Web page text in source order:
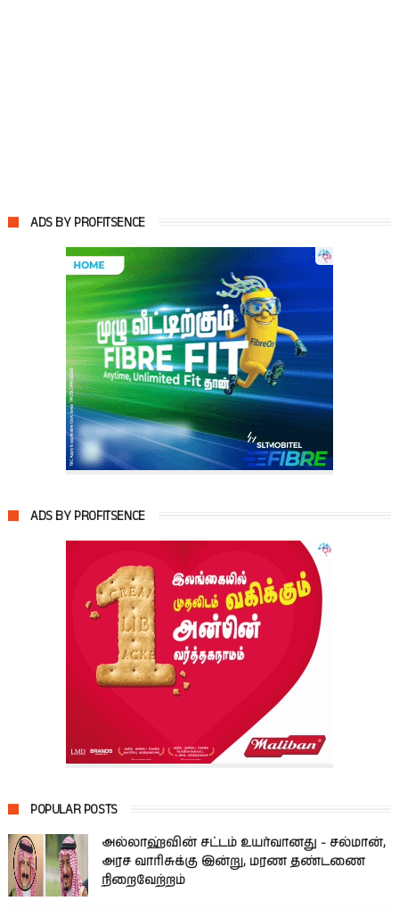
ADS BY PROFITSENCE
ADS BY PROFITSENCE
POPULAR POSTS
அல்லாஹ்வின் சட்டம் உயர்வானது - சல்மான்,
அரச வாரிசுக்கு இன்று, மரண தண்டணை
நிறைவேற்றம்